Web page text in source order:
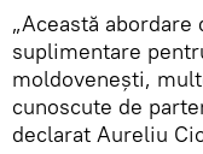
„Această
suplimentare
moldovenești,
cunoscute de
declarat Aureliu